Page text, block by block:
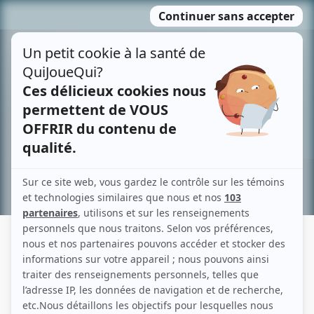
MENU
contenu
Recherche avancée »
GENEVIÈVE BARIL
Liens
Fiche de Geneviève Baril sur Showbizz.net